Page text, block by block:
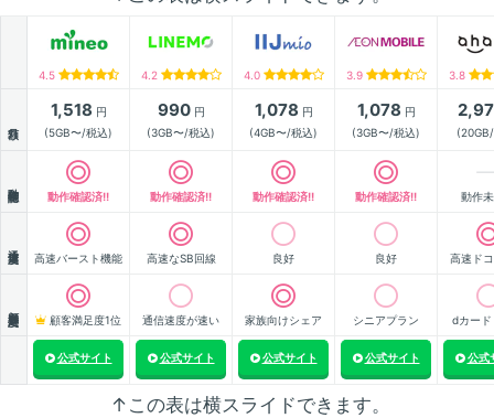
4.5 4.2 4.0 3.9 3.8
1,518 円
(5GB〜/税込)
990円
(3GB〜/税込)
1,078 円
(4GB〜/税込)
1,078 円
(3GB〜/税込)
動作確認済!! 動作確認済!! 動作確認済!! 動作確認済!! 動作
高速バースト機能 高速なSB回線 良好 良好 高速ド
顧客満足度1位 通信速度が速い 家族向けシェア シニアプラン dカード
公式サイト 公式サイト 公式サイト 公式サイト 公式
↑この表は横スライドできます。